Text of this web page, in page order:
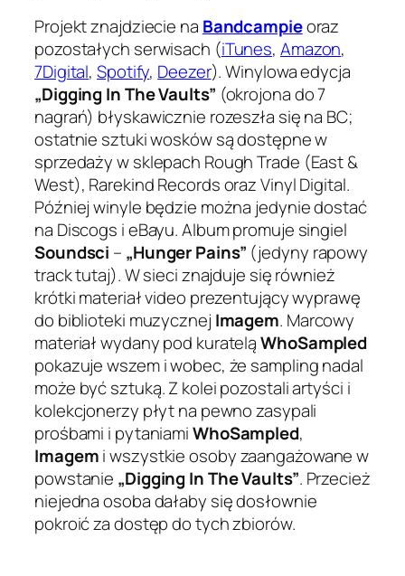
Projekt znajdziecie na Bandcampieoraz
pozostałych serwisach (iTunes, Amazon,
7Digital,Spotify, Deezer). Winylowa edycja
„Digging In The Vaults” (okrojona do 7
nagrań) błyskawicznie rozeszła się na BC;
ostatnie sztuki wosków są dostępne w
sprzedaży w sklepach Rough Trade (East &
West), Rarekind Records oraz Vinyl Digital.
Później winyle będzie można jedynie dostać
na Discogs i eBayu. Album promuje singiel
Soundsci – „Hunger Pains” (jedyny rapowy
track tutaj). W sieci znajduje się również
krótki materiał video prezentujący wyprawę
do biblioteki muzycznej Imagem. Marcowy
materiał wydany pod kurateląWhoSampled
pokazuje wszem i wobec, że sampling nadal
może być sztuką. Z kolei pozostali artyści i
kolekcjonerzy płyt na pewno zasypali
prośbami i pytaniamiWhoSampled,
Imagemi wszystkie osoby zaangażowane w
powstanie „Digging In The Vaults”. Przecież
niejedna osoba dałaby się dosłownie
pokroić za dostęp do tych zbiorów.